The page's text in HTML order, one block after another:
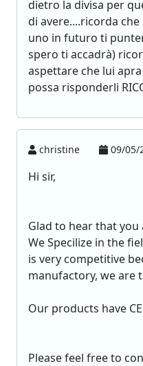
dietro la divisa per
di avere....ricorda
uno in futuro ti
spero ti accadrà)
aspettare che lui
possa risponderli
christine 09/05/
Hi sir,
Glad to hear that you
We Specilize in the
is very competitive
manufactory, we are
Our products have
Please feel free to